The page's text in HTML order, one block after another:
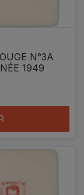
N°3A
1949